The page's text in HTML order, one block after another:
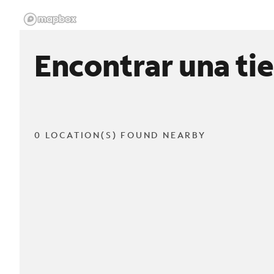
Encontrar una
0 LOCATION(S) FOUND NEARBY